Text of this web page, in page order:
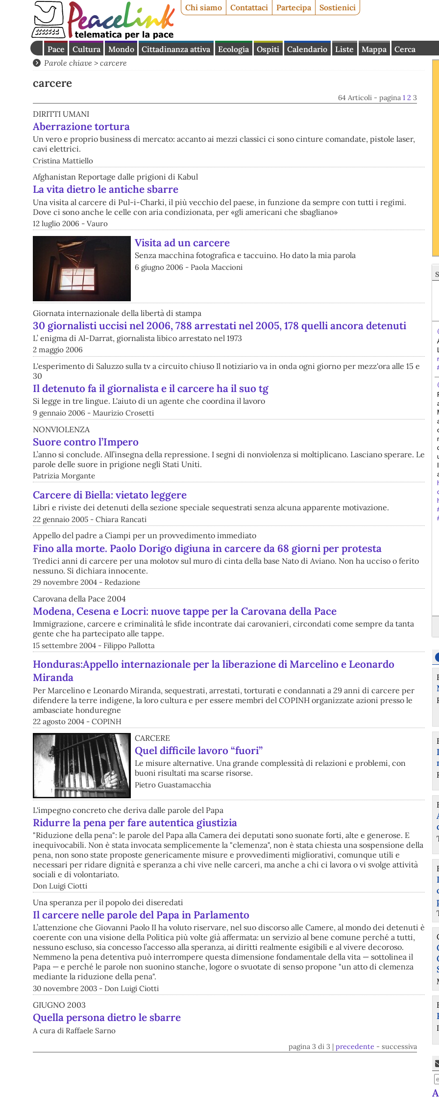
Chi siamo Contattaci Partecipa Sostienici
Pace Cultura Mondo Cittadinanza attiva Ecologia Ospiti Calendario Liste Mappa Cerca
Parole chiave > carcere
carcere
64 Articoli - pagina 1 2 3
DIRITTI UMANI
Aberrazione tortura
Un vero e proprio business di mercato: accanto ai mezzi classici ci sono cinture comandate, pistole laser,
cavi elettrici.
Cristina Mattiello
Afghanistan Reportage dalle prigioni di Kabul
La vita dietro le antiche sbarre
Una visita al carcere di Pul-i-Charki, il più vecchio del paese, in funzione da sempre con tutti i regimi.
Dove ci sono anche le celle con aria condizionata, per «gli americani che sbagliano»
12 luglio 2006 - Vauro
Visita ad un carcere
Senza macchina fotografica e taccuino. Ho dato la mia parola
6 giugno 2006 - Paola Maccioni
Giornata internazionale della libertà di stampa
30 giornalisti uccisi nel 2006, 788 arrestati nel 2005, 178 quelli ancora detenuti
L’ enigma di Al-Darrat, giornalista libico arrestato nel 1973
2 maggio 2006
L'esperimento di Saluzzo sulla tv a circuito chiuso Il notiziario va in onda ogni giorno per mezz'ora alle 15 e
30
Il detenuto fa il giornalista e il carcere ha il suo tg
Si legge in tre lingue. L'aiuto di un agente che coordina il lavoro
9 gennaio 2006 - Maurizio Crosetti
NONVIOLENZA
Suore contro l’Impero
L’anno si conclude. All’insegna della repressione. I segni di nonviolenza si moltiplicano. Lasciano sperare. Le
parole delle suore in prigione negli Stati Uniti.
Patrizia Morgante
Carcere di Biella: vietato leggere
Libri e riviste dei detenuti della sezione speciale sequestrati senza alcuna apparente motivazione.
22 gennaio 2005 - Chiara Rancati
Appello del padre a Ciampi per un provvedimento immediato
Fino alla morte. Paolo Dorigo digiuna in carcere da 68 giorni per protesta
Tredici anni di carcere per una molotov sul muro di cinta della base Nato di Aviano. Non ha ucciso o ferito
nessuno. Si dichiara innocente.
29 novembre 2004 - Redazione
Carovana della Pace 2004
Modena, Cesena e Locri: nuove tappe per la Carovana della Pace
Immigrazione, carcere e criminalità le sfide incontrate dai carovanieri, circondati come sempre da tanta
gente che ha partecipato alle tappe.
15 settembre 2004 - Filippo Pallotta
Honduras:Appello internazionale per la liberazione di Marcelino e Leonardo
Miranda
Per Marcelino e Leonardo Miranda, sequestrati, arrestati, torturati e condannati a 29 anni di carcere per
difendere la terre indigene, la loro cultura e per essere membri del COPINH organizzate azioni presso le
ambasciate honduregne
22 agosto 2004 - COPINH
CARCERE
Quel difficile lavoro “fuori”
Le misure alternative. Una grande complessità di relazioni e problemi, con
buoni risultati ma scarse risorse.
Pietro Guastamacchia
L'impegno concreto che deriva dalle parole del Papa
Ridurre la pena per fare autentica giustizia
"Riduzione della pena": le parole del Papa alla Camera dei deputati sono suonate forti, alte e generose. E
inequivocabili. Non è stata invocata semplicemente la "clemenza", non è stata chiesta una sospensione della
pena, non sono state proposte genericamente misure e provvedimenti migliorativi, comunque utili e
necessari per ridare dignità e speranza a chi vive nelle carceri, ma anche a chi ci lavora o vi svolge attività
sociali e di volontariato.
Don Luigi Ciotti
Una speranza per il popolo dei diseredati
Il carcere nelle parole del Papa in Parlamento
L’attenzione che Giovanni Paolo II ha voluto riservare, nel suo discorso alle Camere, al mondo dei detenuti è
coerente con una visione della Politica più volte già affermata: un servizio al bene comune perché a tutti,
nessuno escluso, sia concesso l’accesso alla speranza, ai diritti realmente esigibili e al vivere decoroso.
Nemmeno la pena detentiva può interrompere questa dimensione fondamentale della vita — sottolinea il
Papa — e perché le parole non suonino stanche, logore o svuotate di senso propone "un atto di clemenza
mediante la riduzione della pena".
30 novembre 2003 - Don Luigi Ciotti
GIUGNO 2003
Quella persona dietro le sbarre
A cura di Raffaele Sarno
pagina 3 di 3 | precedente - successiva